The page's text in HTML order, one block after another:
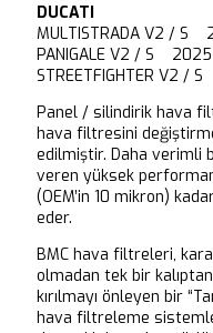
DUCATI
MULTISTRADA V2 / S
PANIGALE V2 / S
STREETFIGHTER V2 /
Panel / silindirik hava
hava filtresini
edilmiştir. Daha verimli
veren yüksek
(OEM’in 10 mikron)
eder.
BMC hava filtreleri,
olmadan tek bir
kırılmayı önleyen bir
hava filtreleme